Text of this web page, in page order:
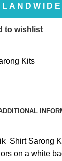
to wishlist
Kits
Shirt Sarong
on a white